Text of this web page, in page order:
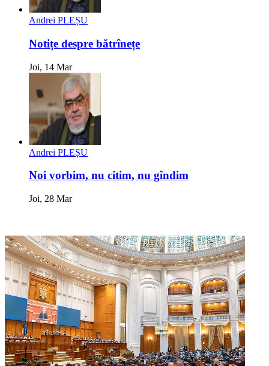
Andrei PLEȘU
Notițe despre bătrînețe
Joi, 14 Mar
Andrei PLEȘU
Noi vorbim, nu citim, nu gîndim
Joi, 28 Mar